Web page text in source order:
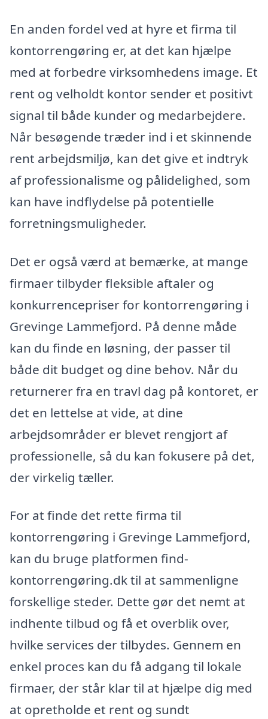
En anden fordel ved at hyre et firma til
kontorrengøring er, at det kan hjælpe
med at forbedre virksomhedens image. Et
rent og velholdt kontor sender et positivt
signal til både kunder og medarbejdere.
Når besøgende træder ind i et skinnende
rent arbejdsmiljø, kan det give et indtryk
af professionalisme og pålidelighed, som
kan have indflydelse på potentielle
forretningsmuligheder.
Det er også værd at bemærke, at mange
firmaer tilbyder fleksible aftaler og
konkurrencepriser for kontorrengøring i
Grevinge Lammefjord. På denne måde
kan du finde en løsning, der passer til
både dit budget og dine behov. Når du
returnerer fra en travl dag på kontoret, er
det en lettelse at vide, at dine
arbejdsområder er blevet rengjort af
professionelle, så du kan fokusere på det,
der virkelig tæller.
For at finde det rette firma til
kontorrengøring i Grevinge Lammefjord,
kan du bruge platformen find-
kontorrengøring.dk til at sammenligne
forskellige steder. Dette gør det nemt at
indhente tilbud og få et overblik over,
hvilke services der tilbydes. Gennem en
enkel proces kan du få adgang til lokale
firmaer, der står klar til at hjælpe dig med
at opretholde et rent og sundt